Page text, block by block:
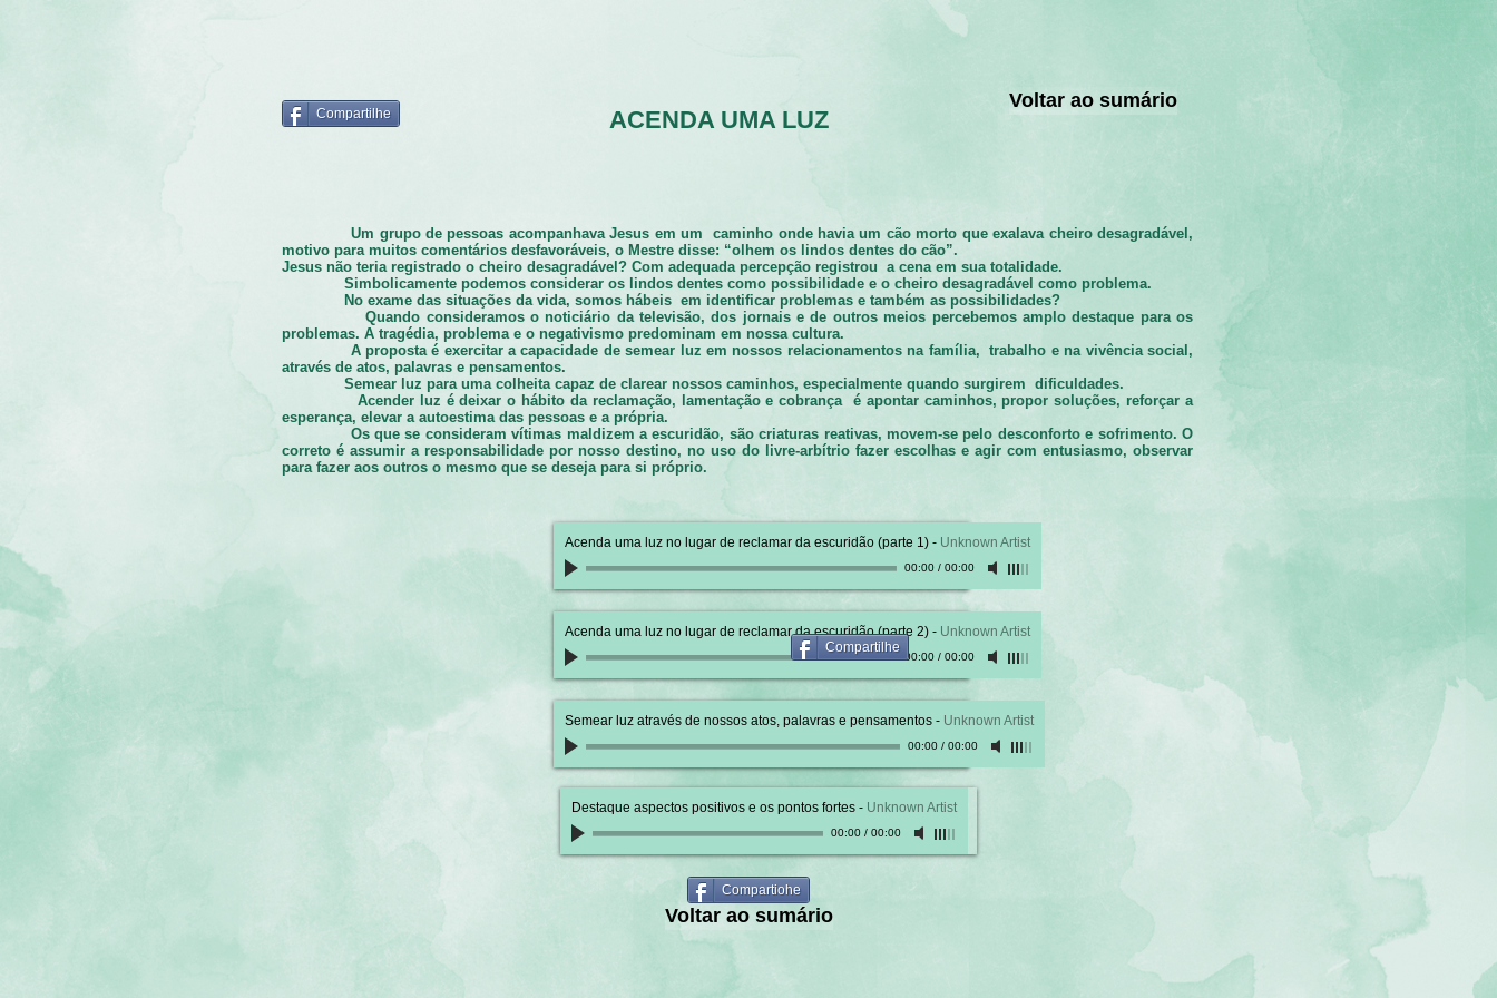
Compartilhe ACENDA UMA LUZ
Voltar ao sumário
Um grupo de pessoas acompanhava Jesus em um caminho onde havia um cão morto que exalava cheiro desagradável,
motivo para muitos comentários desfavoráveis, o Mestre disse: “olhem os lindos dentes do cão”.
Jesus não teria registrado o cheiro desagradável? Com adequada percepção registrou a cena em sua totalidade.
Simbolicamente podemos considerar os lindos dentes como possibilidade e o cheiro desagradável como problema.
No exame das situações da vida, somos hábeis em identificar problemas e também as possibilidades?
Quando consideramos o noticiário da televisão, dos jornais e de outros meios percebemos amplo destaque para os
problemas. A tragédia, problema e o negativismo predominam em nossa cultura.
A proposta é exercitar a capacidade de semear luz em nossos relacionamentos na família, trabalho e na vivência social,
através de atos, palavras e pensamentos.
Semear luz para uma colheita capaz de clarear nossos caminhos, especialmente quando surgirem dificuldades.
Acender luz é deixar o hábito da reclamação, lamentação e cobrança é apontar caminhos, propor soluções, reforçar a
esperança, elevar a autoestima das pessoas e a própria.
Os que se consideram vítimas maldizem a escuridão, são criaturas reativas, movem-se pelo desconforto e sofrimento. O
correto é assumir a responsabilidade por nosso destino, no uso do livre-arbítrio fazer escolhas e agir com entusiasmo, observar
para fazer aos outros o mesmo que se deseja para si próprio.
Acenda uma luz no lugar de reclamar da escuridão (parte 1) - Unknown Artist
00:00/ 00:00
Acenda uma luz no lugar de reclamar da escuridão (parte 2) - Unknown Artist
00:00/ 00:00
Semear luz através de nossos atos, palavras e pensamentos - Unknown Artist
00:00/ 00:00
Destaque aspectos positivos e os pontos fortes - Unknown Artist
00:00/ 00:00
Compartiohe
Voltar ao sumário
Compartilhe